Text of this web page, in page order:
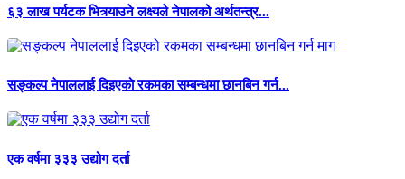
६३ लाख पर्यटक भित्र्याउने लक्ष्यले नेपालको अर्थतन्त्र...
सङ्कल्प नेपाललाई दिइएको रकमका सम्बन्धमा छानबिन गर्न...
एक वर्षमा ३३३ उद्योग दर्ता